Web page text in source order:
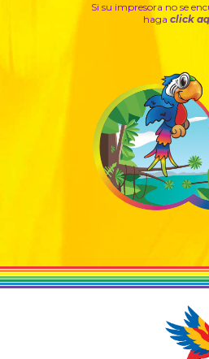
Si su impresora no se
haga click